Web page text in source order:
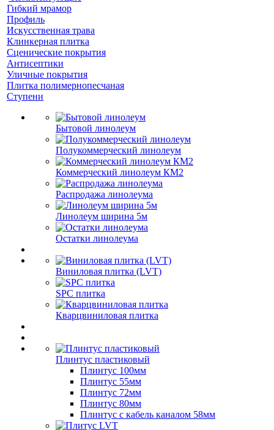
Гибкий мрамор
Профиль
Искусственная трава
Клинкерная плитка
Сценические покрытия
Антисептики
Уличные покрытия
Плитка полимернопесчаная
Ступени
Бытовой линолеум
Полукоммерческий линолеум
Коммерческий линолеум КМ2
Распродажа линолеума
Линолеум ширина 5м
Остатки линолеума
Виниловая плитка (LVT)
SPC плитка
Кварцвиниловая плитка
Плинтус пластиковый
Плинтус 100мм
Плинтус 55мм
Плинтус 72мм
Плинтус 80мм
Плинтус с кабель каналом 58мм